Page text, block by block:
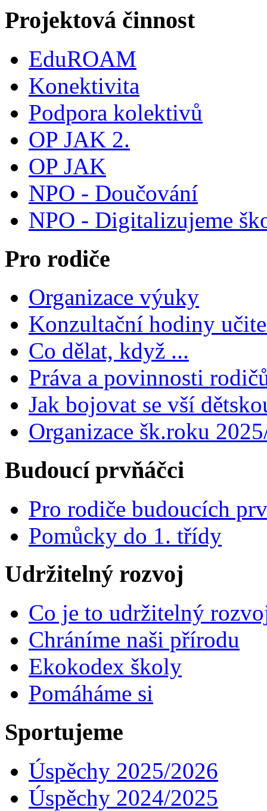
Projektová činnost
EduROAM
Konektivita
Podpora kolektivů
OP JAK 2.
OP JAK
NPO - Doučování
NPO - Digitalizujeme
Pro rodiče
Organizace výuky
Konzultační hodiny
Co dělat, když ...
Práva a povinnosti
Jak bojovat se vší
Organizace šk.roku
Budoucí prvňáčci
Pro rodiče budoucích
Pomůcky do 1. třídy
Udržitelný rozvoj
Co je to udržitelný
Chráníme naši přírodu
Ekokodex školy
Pomáháme si
Sportujeme
Úspěchy 2025/2026
Úspěchy 2024/2025